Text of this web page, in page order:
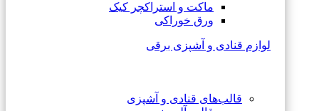
ماکت و استراکچر کیک
ورق خوراکی
لوازم قنادی و آشپزی برقی
قالب‌های قنادی و آشپزی